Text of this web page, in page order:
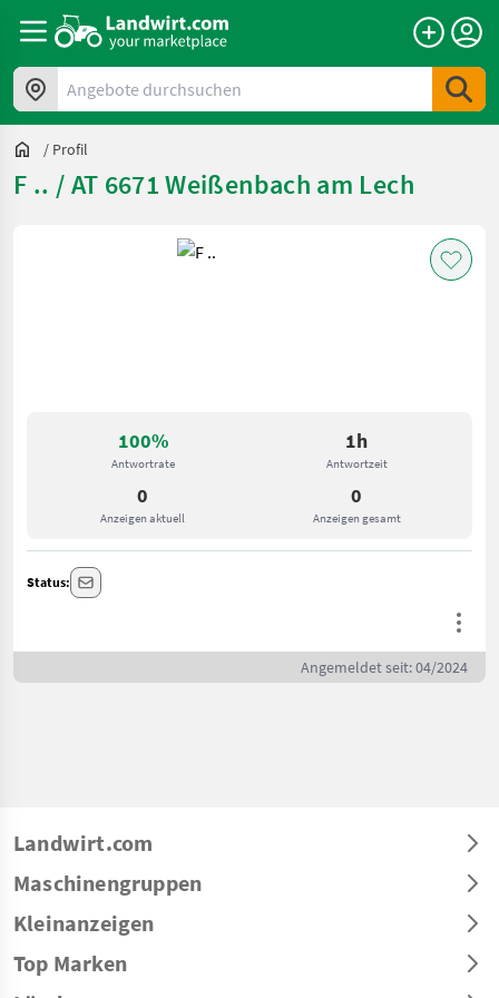
Angebote durchsuchen
/ Profil
F .. / AT 6671 Weißenbach am Lech
100%
Antwortrate
1h
Antwortzeit
0
Anzeigen aktuell
0
Anzeigen gesamt
Status:
Angemeldet seit: 04/2024
Landwirt.com
Maschinengruppen
Kleinanzeigen
Top Marken